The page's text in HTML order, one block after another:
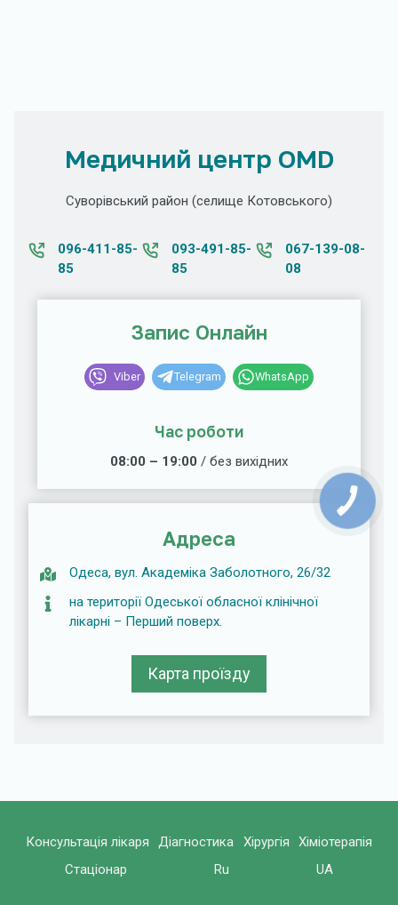
Медичний центр OMD
Суворівський район (селище Котовського)
096-411-85-
85
093-491-85-
85
067-139-08-
08
Запис Онлайн
Viber Telegram WhatsApp
Час роботи
08:00 – 19:00 / без вихідних
Адреса
Одеса, вул. Академіка Заболотного, 26/32
на території Одеської обласної клінічної
лікарні – Перший поверх.
Карта проїзду
Консультація лікаря Діагностика Хірургія
Хіміотерапія
Стаціонар
Ru UA
КНОПКА
СВЯЗИ